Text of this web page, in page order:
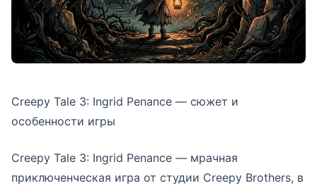
Creepy Tale 3: Ingrid Penance — сюжет и
особенности игры
Creepy Tale 3: Ingrid Penance — мрачная
приключенческая игра от студии Creepy Brothers, в